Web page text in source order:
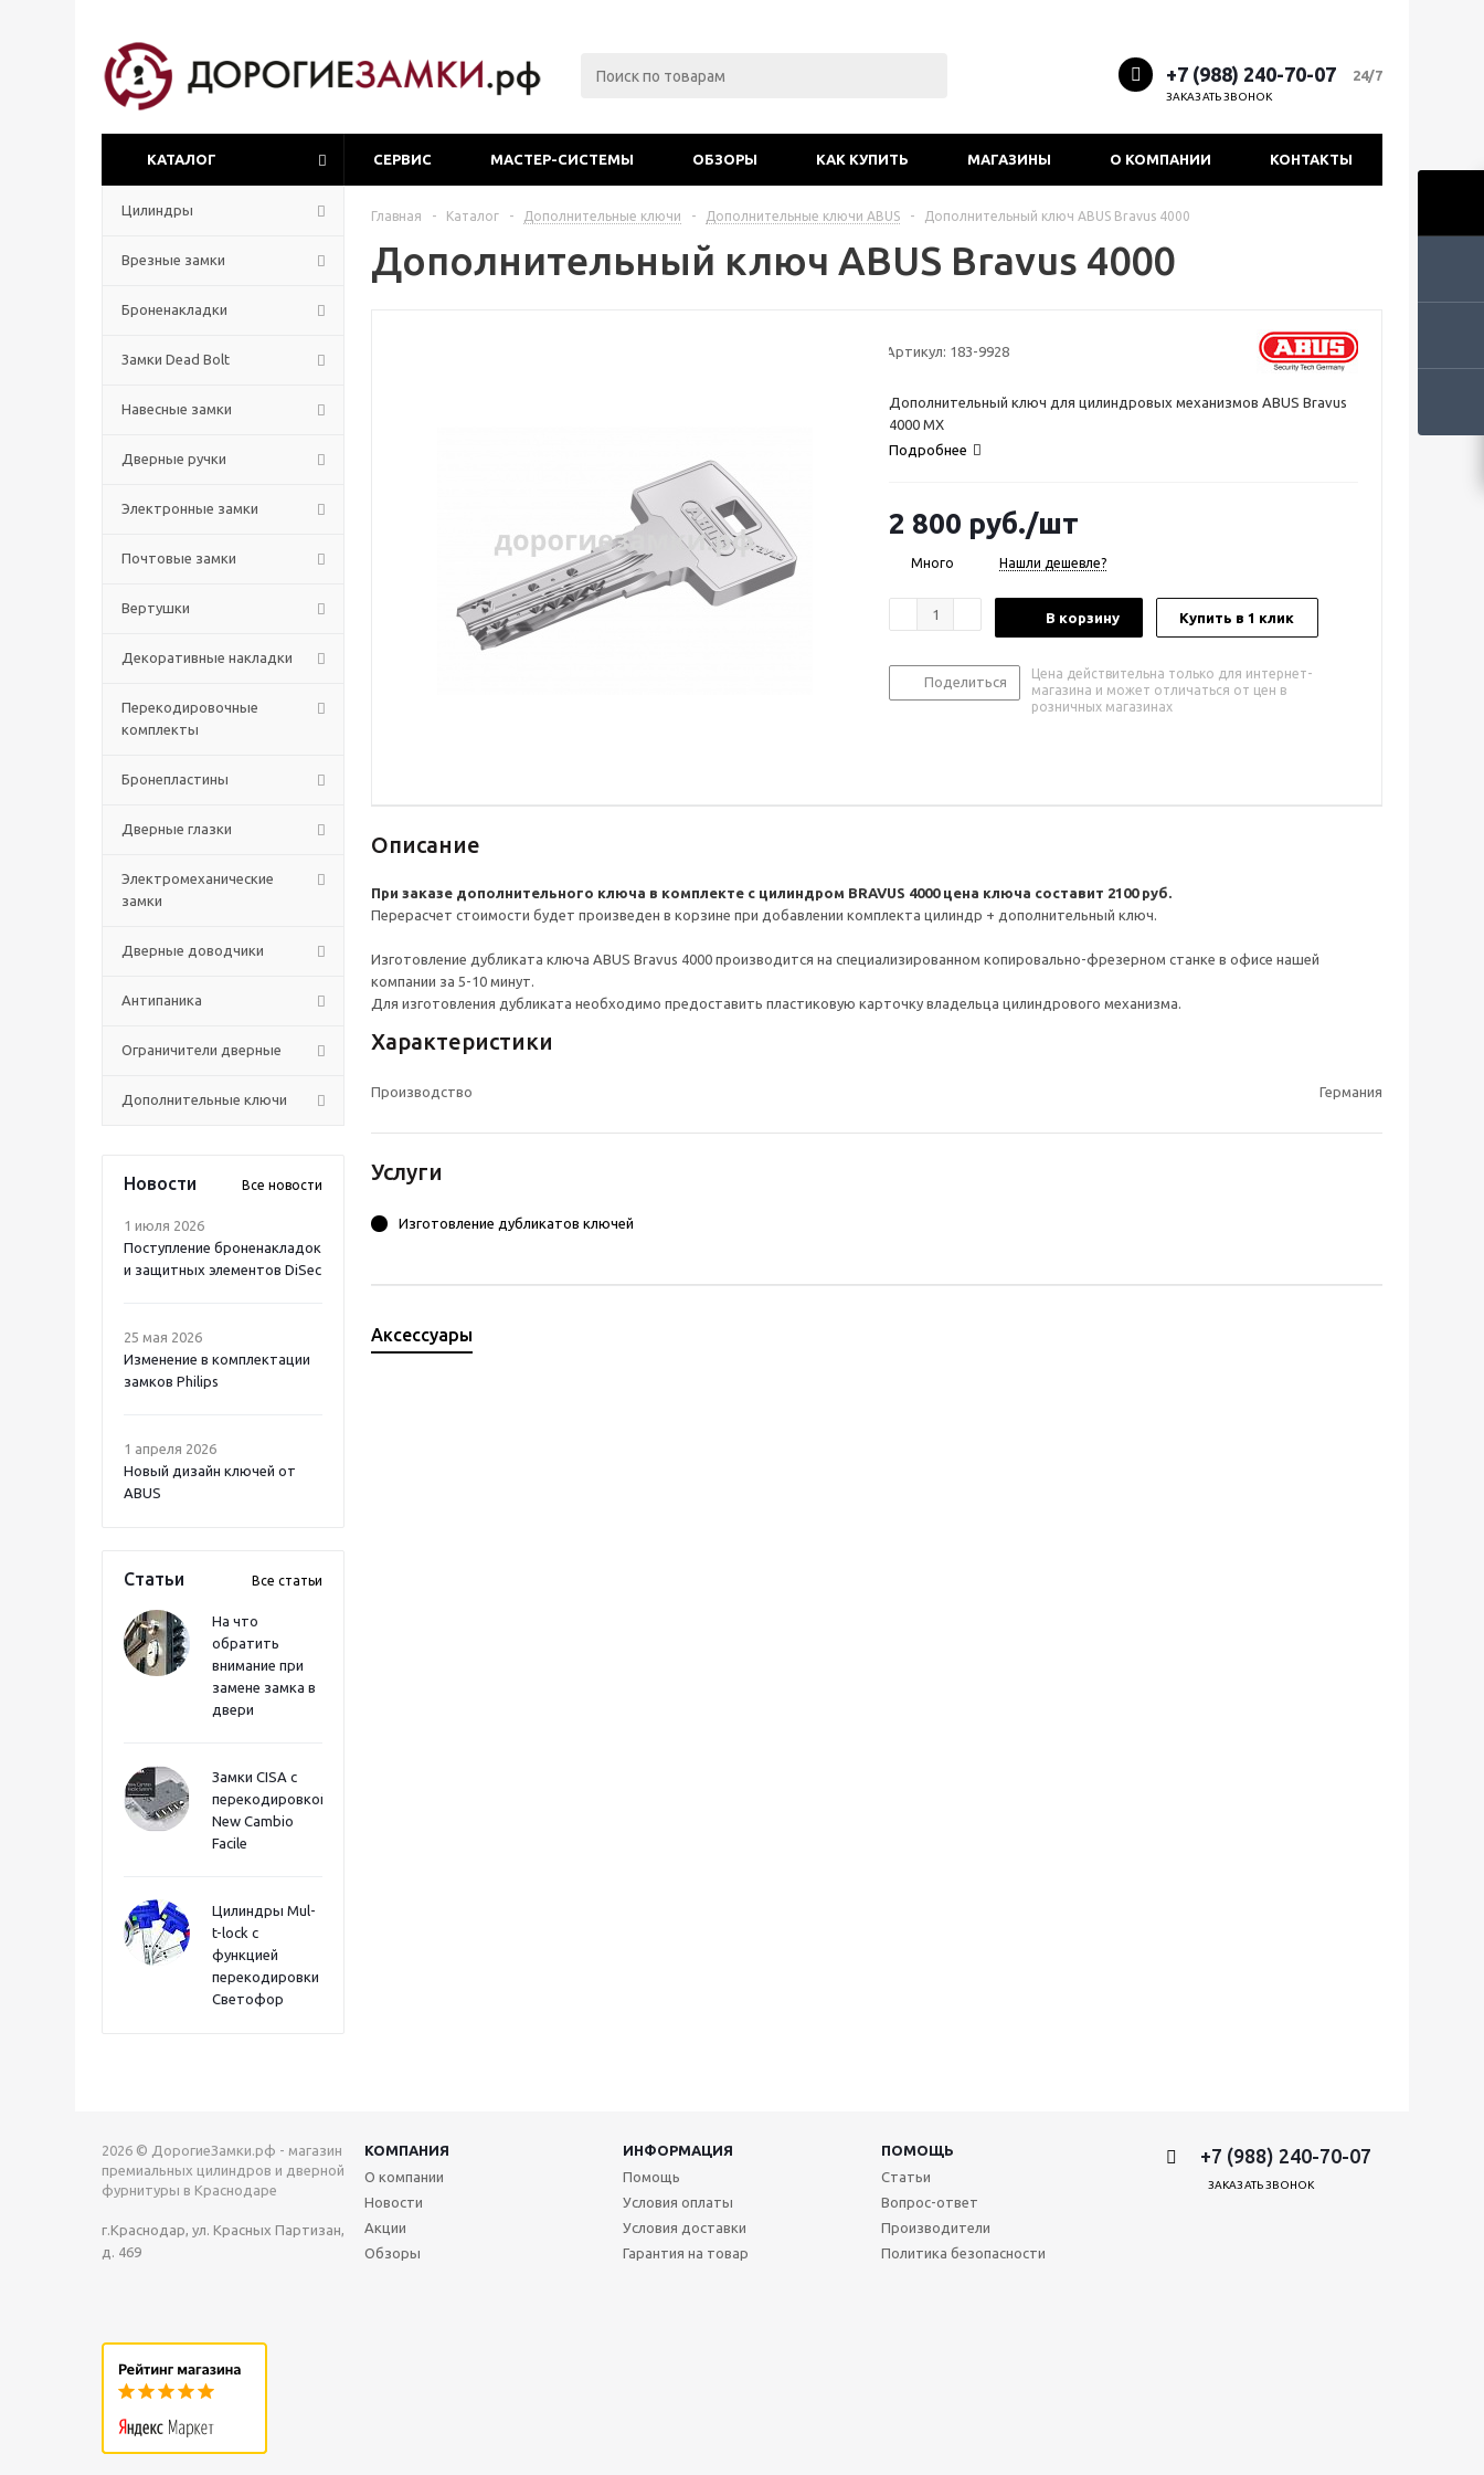
+7 (988) 240-70-07 24/7
ЗАКАЗАТЬ ЗВОНОК
КАТАЛОГ СЕРВИС МАСТЕР-СИСТЕМЫ ОБЗОРЫ КАК КУПИТЬ МАГАЗИНЫ О КОМПАНИИ КОНТАКТЫ
Цилиндры
Врезные замки
Броненакладки
Замки Dead Bolt
Навесные замки
Дверные ручки
Электронные замки
Почтовые замки
Вертушки
Декоративные накладки
Перекодировочные
комплекты
Бронепластины
Дверные глазки
Электромеханические
замки
Дверные доводчики
Антипаника
Ограничители дверные
Дополнительные ключи
Новости Все новости
1 июля 2026
Поступление броненакладок
и защитных элементов DiSec
25 мая 2026
Изменение в комплектации
замков Philips
1 апреля 2026
Новый дизайн ключей от
ABUS
Статьи Все статьи
На что
обратить
внимание при
замене замка в
двери
Замки CISA с
перекодировкой
New Cambio
Facile
Цилиндры Mul-
t-lock с
функцией
перекодировки
Светофор
Главная - Каталог - Дополнительные ключи - Дополнительные ключи ABUS - Дополнительный ключ ABUS Bravus 4000
Дополнительный ключ ABUS Bravus 4000
Артикул: 183-9928
Дополнительный ключ для цилиндровых механизмов ABUS Bravus
4000 MX
Подробнее
2 800 руб./шт
Много Нашли дешевле?
В корзину Купить в 1 клик
Поделиться
Цена действительна только для интернет-
магазина и может отличаться от цен в
розничных магазинах
Описание
При заказе дополнительного ключа в комплекте с цилиндром BRAVUS 4000 цена ключа составит 2100 руб.
Перерасчет стоимости будет произведен в корзине при добавлении комплекта цилиндр + дополнительный ключ.
Изготовление дубликата ключа ABUS Bravus 4000 производится на специализированном копировально-фрезерном станке в офисе нашей
компании за 5-10 минут.
Для изготовления дубликата необходимо предоставить пластиковую карточку владельца цилиндрового механизма.
Характеристики
Производство Германия
Услуги
Изготовление дубликатов ключей
Аксессуары
2026 © ДорогиеЗамки.рф - магазин
премиальных цилиндров и дверной
фурнитуры в Краснодаре
г.Краснодар, ул. Красных Партизан,
д. 469
КОМПАНИЯ ИНФОРМАЦИЯ
ПОМОЩЬ
О компании
Новости
Акции
Обзоры
Помощь
Условия оплаты
Условия доставки
Гарантия на товар
Статьи
Вопрос-ответ
Производители
Политика безопасности
+7 (988) 240-70-07
ЗАКАЗАТЬ ЗВОНОК